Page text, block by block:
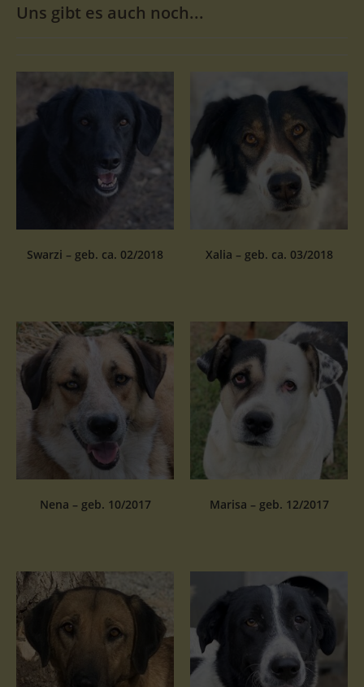
Uns gibt es auch noch...
Swarzi – geb. ca. 02/2018 Xalia – geb. ca. 03/2018
Nena – geb. 10/2017 Marisa – geb. 12/2017